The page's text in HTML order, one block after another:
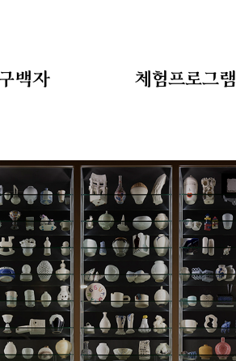
백자 체험프로그램